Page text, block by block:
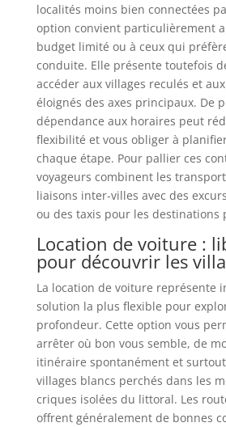
localités moins bien connectées
option convient particulièrement
budget limité ou à ceux qui
conduite. Elle présente toutefois
accéder aux villages reculés et
éloignés des axes principaux. De
dépendance aux horaires peut
flexibilité et vous obliger à
chaque étape. Pour pallier ces
voyageurs combinent les
liaisons inter-villes avec des
ou des taxis pour les destinations
Location de voiture :
pour découvrir les
La location de voiture représente
solution la plus flexible pour
profondeur. Cette option vous
arrêter où bon vous semble, de
itinéraire spontanément et surtout
villages blancs perchés dans les
criques isolées du littoral. Les
offrent généralement de bonnes